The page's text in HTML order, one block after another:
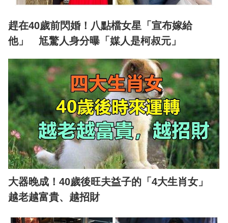
趕在40歲前閃婚！八點檔女星「宣布嫁給
他」 尪驚人身分曝「媒人是柯叔元」
大器晚成！40歲後旺夫益子的「4大生肖女」
越老越富貴、越招財